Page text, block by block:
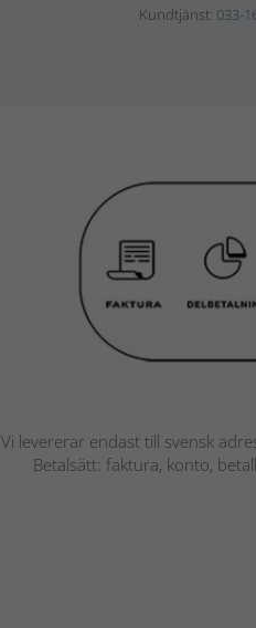
Kundtjänst: 033-
Vi levererar endast till svensk
Betalsätt: faktura, konto,